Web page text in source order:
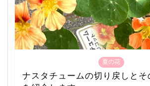
夏の花
ナスタチュームの切り戻しとそ